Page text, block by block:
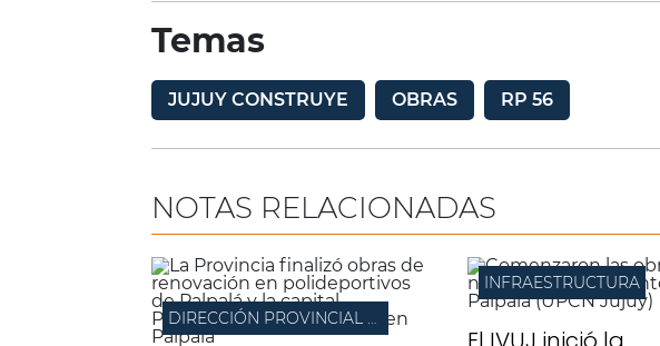
Temas
JUJUY CONSTRUYE OBRAS RP 56
NOTAS RELACIONADAS
DIRECCIÓN PROVINCIAL DE ARQUITECTURA
INFRAESTRUCTURA